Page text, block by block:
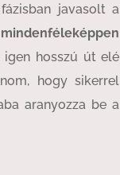
javasolt a
hosszú út elé
hogy sikerrel
aranyozza be a